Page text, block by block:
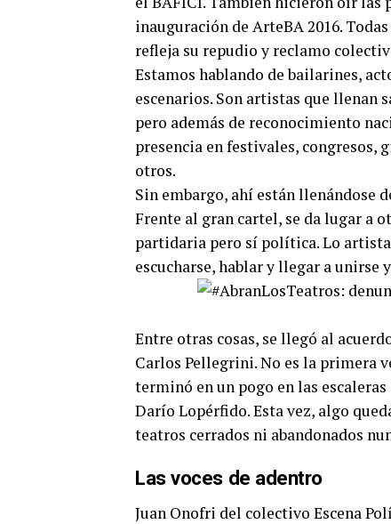
inauguración de ArteBA 2016.
refleja su repudio y reclamo
Estamos hablando de bailarines,
escenarios. Son artistas que llenan
pero además de reconocimiento
presencia en festivales, congresos,
otros.
Sin embargo, ahí están llenándose
Frente al gran cartel, se da lugar a
partidaria pero sí política. Lo
escucharse, hablar y llegar a unirse
Entre otras cosas, se llegó al
Carlos Pellegrini. No es la primera
terminó en un pogo en las
Darío Lopérfido. Esta vez, algo
teatros cerrados ni abandonados
Las voces de adentro
Juan Onofri del colectivo Escena